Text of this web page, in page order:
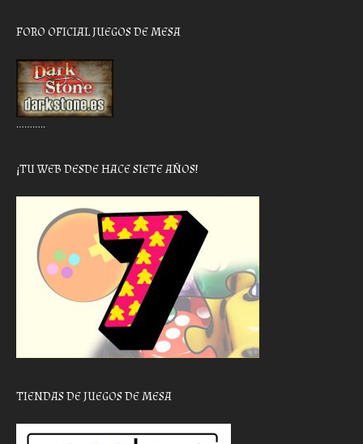
FORO OFICIAL JUEGOS DE MESA
………..
¡TU WEB DESDE HACE SIETE AÑOS!
TIENDAS DE JUEGOS DE MESA